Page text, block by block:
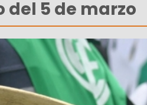
del 5 de marzo